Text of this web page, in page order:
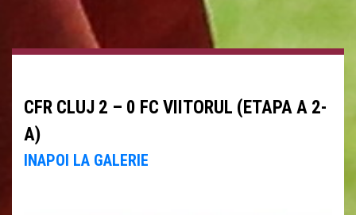
CFR CLUJ 2 – 0 FC VIITORUL (ETAPA A 2-
A)
INAPOI LA GALERIE